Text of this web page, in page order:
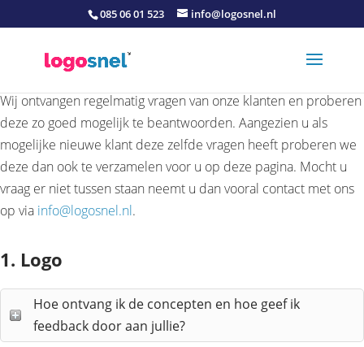
085 06 01 523 info@logosnel.nl
Wij ontvangen regelmatig vragen van onze klanten en proberen
deze zo goed mogelijk te beantwoorden. Aangezien u als
mogelijke nieuwe klant deze zelfde vragen heeft proberen we
deze dan ook te verzamelen voor u op deze pagina. Mocht u
vraag er niet tussen staan neemt u dan vooral contact met ons
op via info@logosnel.nl.
1. Logo
Hoe ontvang ik de concepten en hoe geef ik
feedback door aan jullie?